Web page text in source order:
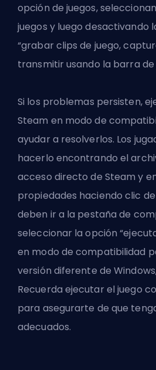
opción de juegos,
juegos y luego desactivando
“grabar clips de juego,
transmitir usando la barra de
Si los problemas persisten,
Steam en modo de
ayudar a resolverlos. Los
hacerlo encontrando el
acceso directo de Steam y
propiedades haciendo clic
deben ir a la pestaña de
seleccionar la opción
en modo de compatibilidad
versión diferente de
Recuerda ejecutar el juego
para asegurarte de que
adecuados.